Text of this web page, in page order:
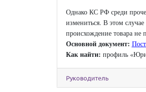
Однако КС РФ среди
измениться. В этом
происхождение товара не
Основной документ:
Как найти: профиль
Руководитель